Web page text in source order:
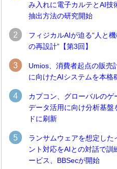
み入れに電子カルテとAI技
抽出方法の研究開始
2
フィジカルAIが迫る“人と
の再設計”【第3回】
3
Umios、消費者起点の販売
に向けたAIシステムを本格
4
カプコン、グローバルのゲ
データ活用に向け分析基盤
ドに刷新
5
ランサムウェアを想定した
ント対応をAIとの対話で訓
ービス、BBSecが開始